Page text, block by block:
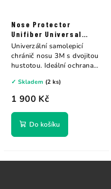
Nose Protector
Unifiber Universal
Double-Density 3M Self
Adhesive XXL
1 900 Kč
✓ Skladem (2 ks)
Do košíku
Univerzální samolepicí
chránič nosu 3M s dvojitou
hustotou. Ideální ochrana